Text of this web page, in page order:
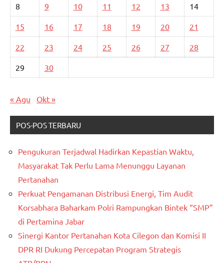
8 9 10 11 12 13 14
15 16 17 18 19 20 21
22 23 24 25 26 27 28
29 30
« Agu Okt »
POS-POS TERBARU
Pengukuran Terjadwal Hadirkan Kepastian Waktu,
Masyarakat Tak Perlu Lama Menunggu Layanan
Pertanahan
Perkuat Pengamanan Distribusi Energi, Tim Audit
Korsabhara Baharkam Polri Rampungkan Bintek “SMP”
di Pertamina Jabar
Sinergi Kantor Pertanahan Kota Cilegon dan Komisi II
DPR RI Dukung Percepatan Program Strategis